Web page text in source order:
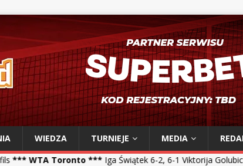
WIEDZA TURNIEJE MEDIA
***Iga Świątek 6-2, 6-1 Viktorija Golubic *** Maja